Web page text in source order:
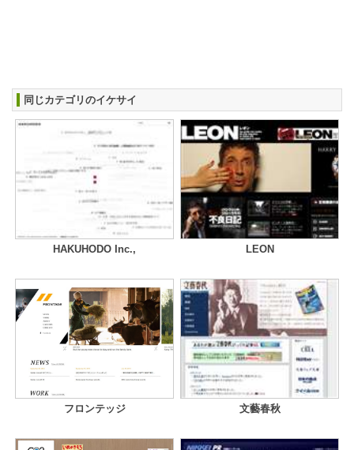
同じカテゴリのイケサイ
HAKUHODO Inc., LEON
フロンテッジ 文藝春秋